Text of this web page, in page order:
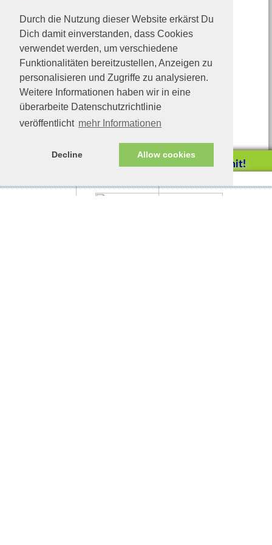
Durch die Nutzung dieser Website erkärst Du
Dich damit einverstanden, dass Cookies
verwendet werden, um verschiedene
Funktionalitäten bereitzustellen, Anzeigen zu
personalisieren und Zugriffe zu analysieren.
Weitere Informationen haben wir in eine
überarbeite Datenschutzrichtlinie
veröffentlicht mehr Informationen
Decline Allow cookies
Helfen Sie mit!
einen Einkauf bei